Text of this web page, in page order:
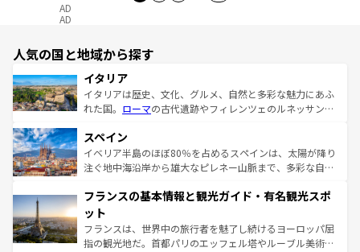
AD
AD
人気の国と地域から探す
イタリア
イタリアは歴史、文化、グルメ、自然と多彩な魅力にあふ
れた国。 ローマの古代遺跡やフィレンツェのルネッサンス
ろん、トスカーナの美しい田園風景やアマルフィ海岸の絶
景など、自然景観も見逃せない。観光の合間には、本場の
ピザやパスタなど、絶品のイタリア料理を堪能することも
ませてくれるイタリアで、忘れられない旅をしてみよう！
なお、新着のイタリア情報は
しい。
スペイン
イベリア半島のほぼ80％を占めるスペインは、太陽が降り
注ぐ地中海沿岸から雄大なピレネー山脈まで、多彩な自然
文化が根付くこの国では、情熱的なフラメンコ、熱気あふ
れる闘牛、そして美味しいタパスが生活の一部となってい
る。首都マドリードの洗練された雰囲気や、バルセロナの
アートに溢れた街角から、地方では古代ローマ遺跡や中世
フランスの基本情報と観光ガイド・有名観光スポ
ット
フランスは、世界中の旅行者を魅了し続けるヨーロッパ屈
指の観光地だ。首都パリのエッフェル塔やルーブル美術館